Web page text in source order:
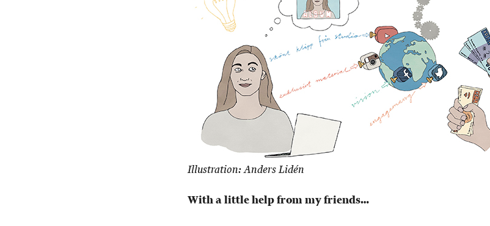
Illustration: Anders Lidén
With a little help from my friends…